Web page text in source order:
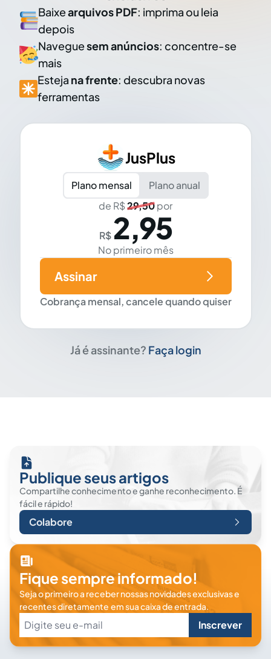
Baixearquivos PDF: imprima ou leia
depois
Naveguesem anúncios: concentre-se
mais
Esteja na frente: descubra novas
ferramentas
JusPlus
Plano mensal
Plano anual
de R$29,50por
R$ 2,95
No primeiro mês
Cobrança mensal, cancele quando quiser
Assinar
Já é assinante? Faça login
Publique seus artigos
Compartilhe conhecimento e ganhe reconhecimento. É
fácil e rápido!
Colabore
Fique sempre informado!
Seja o primeiro a receber nossas novidades exclusivas e
recentes diretamente em sua caixa de entrada.
Inscrever